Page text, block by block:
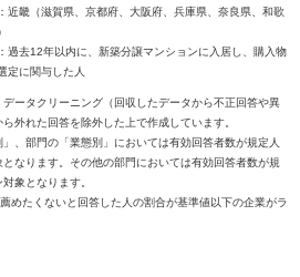
近畿（滋賀県、京都府、大阪府、兵庫県、奈良県、和歌
過去12年以内に、新築分譲マンションに入居し、購入物
定に関与した人
ータクリーニング（回収したデータから不正回答や異
外れた回答を除外した上で作成しています。
、部門の「業態別」においては有効回答者数が規定人
なります。その他の部門においては有効回答者数が規
象となります。
めたくないと回答した人の割合が基準値以下の企業がラ